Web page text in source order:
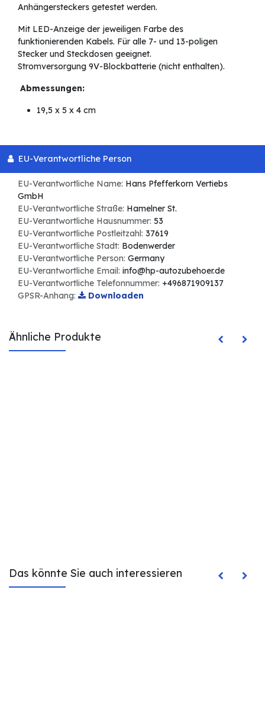
Anhängersteckers getestet werden.
Mit LED-Anzeige der jeweiligen Farbe des
funktionierenden Kabels. Für alle 7- und 13-poligen
Stecker und Steckdosen geeignet.
Stromversorgung 9V-Blockbatterie (nicht enthalten).
Abmessungen:
19,5 x 5 x 4 cm
EU-Verantwortliche Person
EU-Verantwortliche Name: Hans Pfefferkorn Vertiebs
GmbH
EU-Verantwortliche Straße: Hamelner St.
EU-Verantwortliche Hausnummer: 53
EU-Verantwortliche Postleitzahl: 37619
EU-Verantwortliche Stadt: Bodenwerder
EU-Verantwortliche Person: Germany
EU-Verantwortliche Email: info@hp-autozubehoer.de
EU-Verantwortliche Telefonnummer: +496871909137
GPSR-Anhang:
Downloaden
Ähnliche Produkte
Das könnte Sie auch interessieren